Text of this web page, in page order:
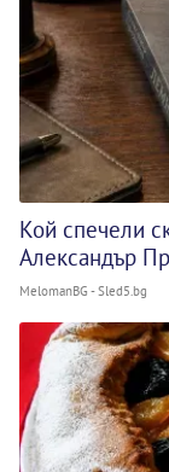
Кой спечели
Александър
MelomanBG - Sled5.bg